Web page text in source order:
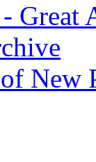
Great
New